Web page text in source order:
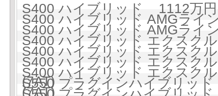
S400 ハイブリッド 1112万
S400 ハイブリッド AMGラ
S400 ハイブリッド AMGラ
S400 ハイブリッド エクス
S400 ハイブリッド エクス
S400 ハイブリッド エクス
(7AT)
S400 ハイブリッド エクス
(7AT)
S550 プラグインハイブリッ